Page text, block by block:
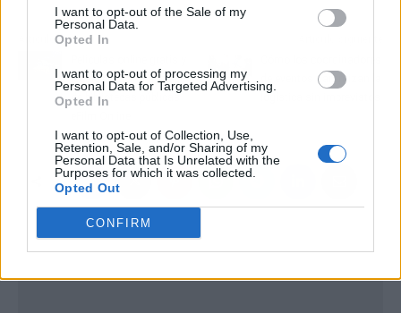
I want to opt-out of the Sale of my
Personal Data.
Opted In
I want to opt-out of processing my
Personal Data for Targeted Advertising.
Opted In
I want to opt-out of Collection, Use,
Retention, Sale, and/or Sharing of my
Personal Data that Is Unrelated with the
Purposes for which it was collected.
Opted Out
CONFIRM
Artículo anterior
legales gracias a la app
de bibliotecas públicas
de eventos garantizan la
logística sin imprevistos